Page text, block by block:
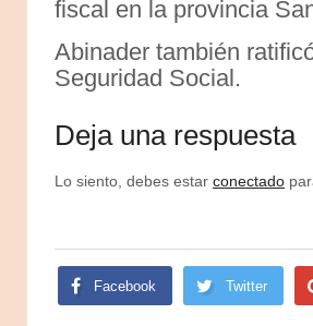
fiscal en la provincia
Abinader también
Seguridad Social.
Deja una respuesta
Lo siento, debes estar conectado
Facebook Twitter